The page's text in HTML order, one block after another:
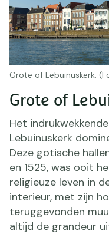
Grote of Lebuinuskerk.
Grote of
Het
Lebuinuskerk
Deze gotische
en 1525, was ooit
religieuze leven in
interieur, met zijn
teruggevonden
altijd de grandeur